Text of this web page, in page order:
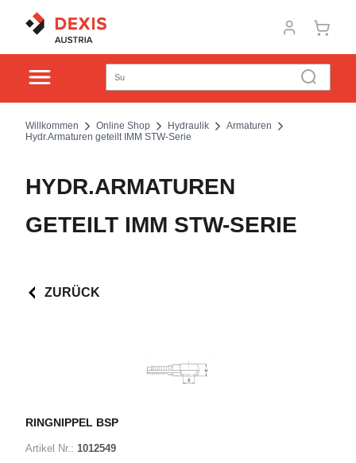
Willkommen Online Shop Hydraulik
Armaturen
Hydr.Armaturen geteilt IMM STW-Serie
HYDR.ARMATUREN
GETEILT IMM STW-SERIE
ZURÜCK
RINGNIPPEL BSP
Artikel Nr.: 1012549